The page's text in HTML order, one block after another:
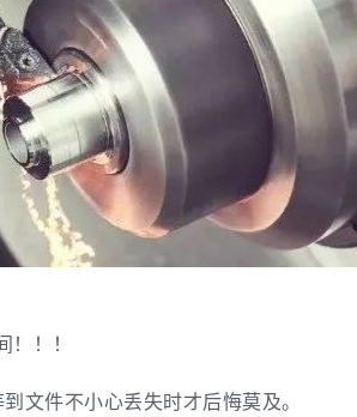
！！
文件不小心丢失时才后悔莫及。